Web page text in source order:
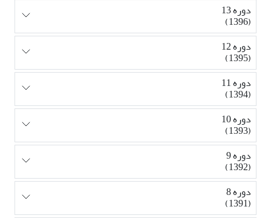
دوره 13
(1396)
دوره 12
(1395)
دوره 11
(1394)
دوره 10
(1393)
دوره 9
(1392)
دوره 8
(1391)